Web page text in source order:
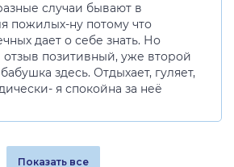
случаи бывают в
пожилых-ну потому что
дает о себе знать. Но
отзыв позитивный, уже второй
здесь. Отдыхает, гуляет,
я спокойна за неё
Показать все